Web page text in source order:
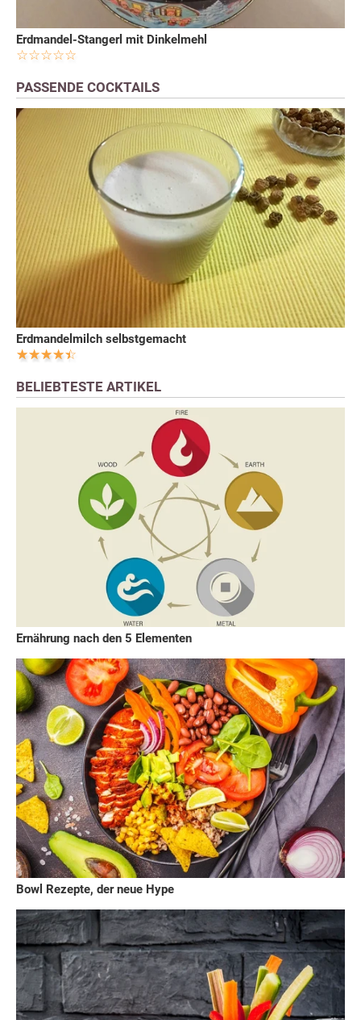
Erdmandel-Stangerl mit Dinkelmehl
PASSENDE COCKTAILS
Erdmandelmilch selbstgemacht
BELIEBTESTE ARTIKEL
Ernährung nach den 5 Elementen
Bowl Rezepte, der neue Hype